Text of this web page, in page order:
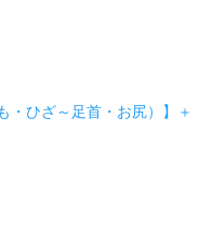
・ひざ～足首・お尻）】＋